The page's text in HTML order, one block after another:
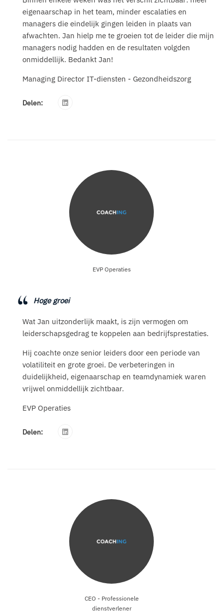
eigenaarschap in het team, minder escalaties en
managers die eindelijk gingen leiden in plaats van
afwachten. Jan hielp me te groeien tot de leider die mijn
managers nodig hadden en de resultaten volgden
onmiddellijk. Bedankt Jan!
Managing Director IT-diensten - Gezondheidszorg
Delen:
EVP Operaties
Hoge groei
Wat Jan uitzonderlijk maakt, is zijn vermogen om
leiderschapsgedrag te koppelen aan bedrijfsprestaties.
Hij coachte onze senior leiders door een periode van
volatiliteit en grote groei. De verbeteringen in
duidelijkheid, eigenaarschap en teamdynamiek waren
vrijwel onmiddellijk zichtbaar.
EVP Operaties
Delen:
CEO - Professionele
dienstverlener